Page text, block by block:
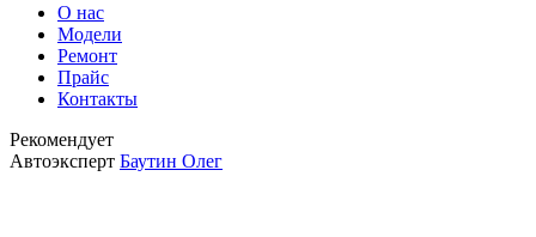
О нас
Модели
Ремонт
Прайс
Контакты
Рекомендует
Автоэксперт Баутин Олег